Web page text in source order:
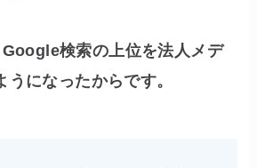
検索の上位を法人メデ
うになったからです。